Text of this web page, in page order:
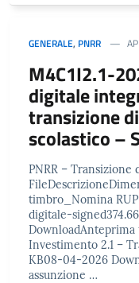
GENERALE, PNRR
M4C1I2.1-
digitale
transizione
scolastico –
PNRR – Transizione
timbro_Nomina
digitale-
Investimento 2.1 –
KB08-04-2026
assunzione …